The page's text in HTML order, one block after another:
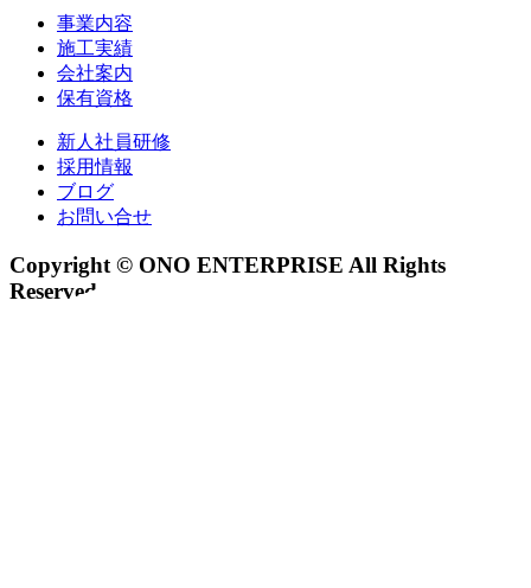
事業内容
施工実績
会社案内
保有資格
新人社員研修
採用情報
ブログ
お問い合せ
Copyright © ONO ENTERPRISE All Rights
Reserved.